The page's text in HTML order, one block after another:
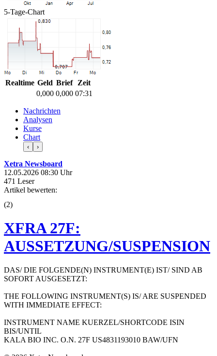
5-Tage-Chart
Realtime Geld Brief
Zeit
0,000 0,000 07:31
Nachrichten
Analysen
Kurse
Chart
‹ ›
Xetra Newsboard
12.05.2026 08:30 Uhr
471 Leser
Artikel bewerten:
(2)
XFRA 27F:
AUSSETZUNG/SUSPENSION
DAS/ DIE FOLGENDE(N) INSTRUMENT(E) IST/ SIND AB
SOFORT AUSGESETZT:
THE FOLLOWING INSTRUMENT(S) IS/ ARE SUSPENDED
WITH IMMEDIATE EFFECT:
INSTRUMENT NAME KUERZEL/SHORTCODE ISIN
BIS/UNTIL
KALA BIO INC. O.N. 27F US4831193010 BAW/UFN